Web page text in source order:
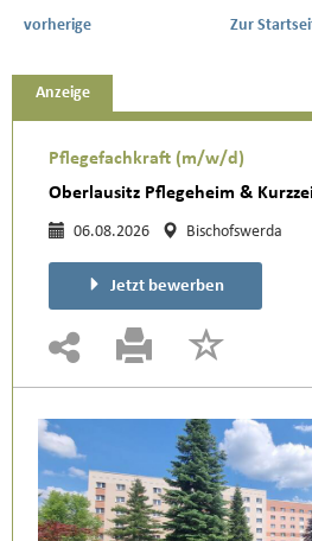
vorherige Zur
Anzeige
Pflegefachkraft (m/w/d)
Oberlausitz Pflegeheim &
06.08.2026 Bischofswerda
Jetzt bewerben